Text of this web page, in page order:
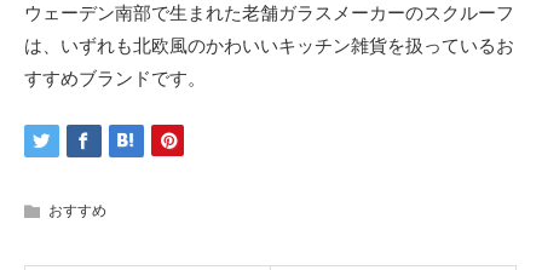
ウェーデン南部で生まれた老舗ガラスメーカーのスクルーフ
は、いずれも北欧風のかわいいキッチン雑貨を扱っているお
すすめブランドです。
おすすめ